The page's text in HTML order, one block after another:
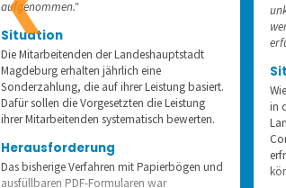
aufgenommen."
Situation
Die Mitarbeitenden der Landeshauptstadt
Magdeburg erhalten jährlich eine
Sonderzahlung, die auf ihrer Leistung basiert.
Dafür sollen die Vorgesetzten die Leistung
ihrer Mitarbeitenden systematisch bewerten.
Herausforderung
Das bisherige Verfahren mit Papierbögen und
ausfüllbaren PDF-Formularen war
in